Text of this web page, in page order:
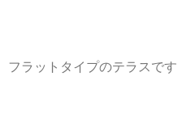
フラットタイプのテラスです